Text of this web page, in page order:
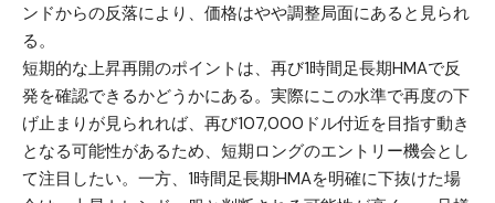
ンドからの反落により、価格はやや調整局面にあると見られ
る。
短期的な上昇再開のポイントは、再び1時間足長期HMAで反
発を確認できるかどうかにある。実際にこの水準で再度の下
げ止まりが見られれば、再び107,000ドル付近を目指す動き
となる可能性があるため、短期ロングのエントリー機会とし
て注目したい。一方、1時間足長期HMAを明確に下抜けた場